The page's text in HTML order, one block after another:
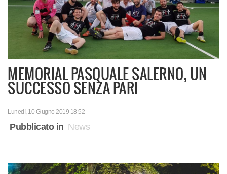
MEMORIAL PASQUALE SALERNO, UN
SUCCESSO SENZA PARI
Lunedì, 10 Giugno 2019 18:52
Pubblicato in News